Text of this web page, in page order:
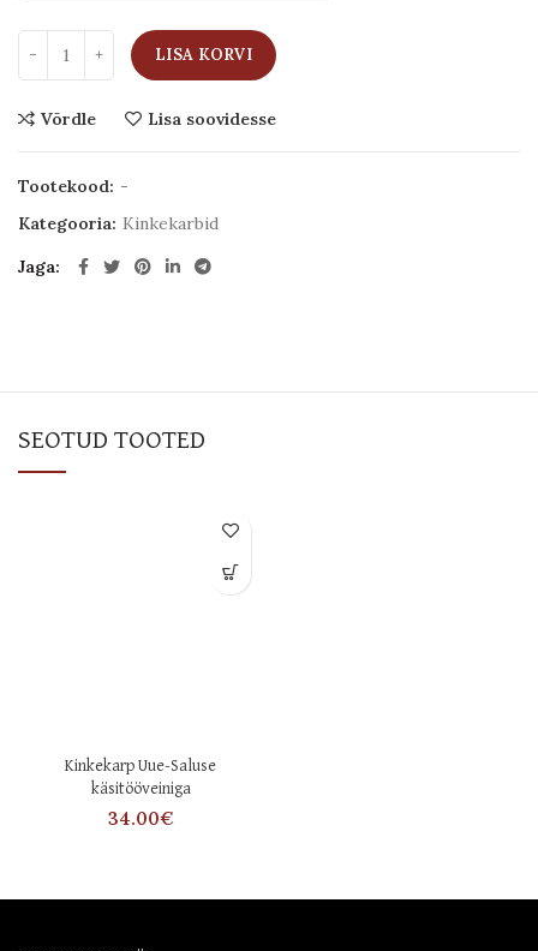
LISA KORVI
Võrdle Lisa soovidesse
Tootekood: -
Kategooria: Kinkekarbid
Jaga
SEOTUD TOOTED
Kinkekarp Uue-Saluse
käsitööveiniga
34.00€